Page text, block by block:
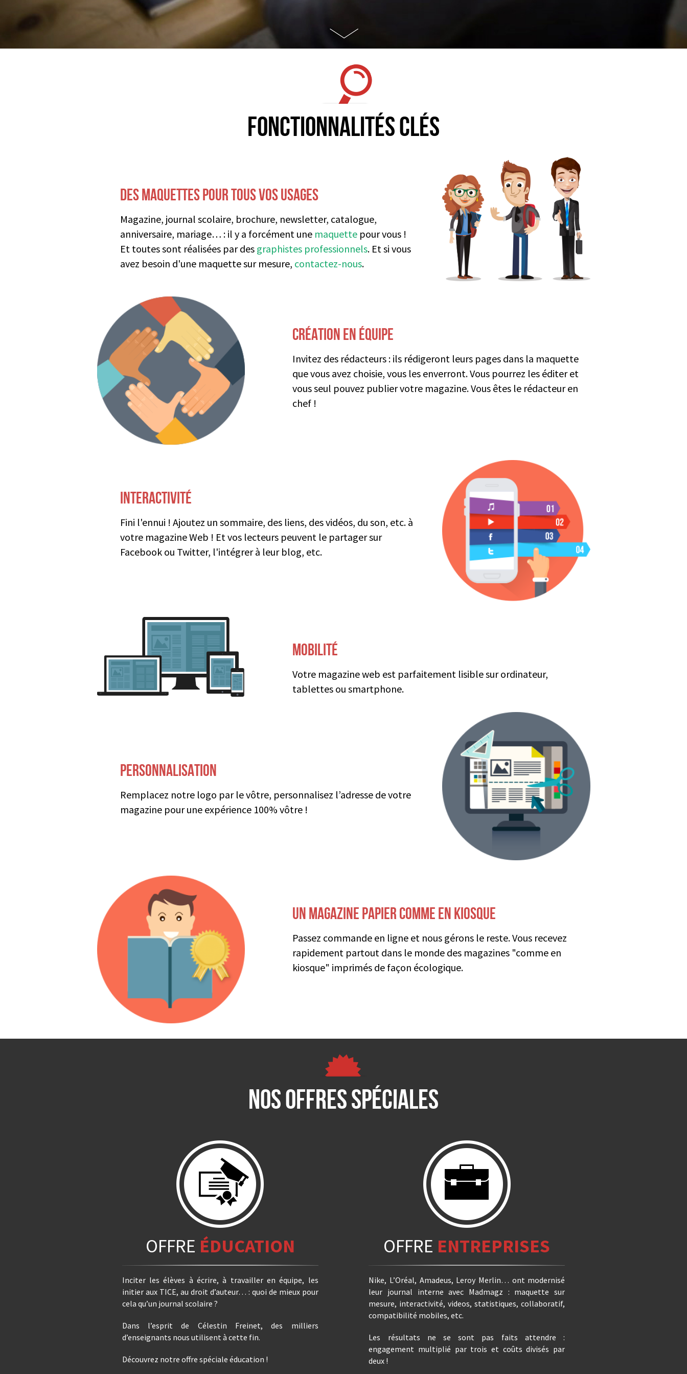
Fonctionnalités clés
DES MAQUETTES POUR TOUS VOS USAGES
Magazine, journal scolaire, brochure, newsletter, catalogue,
anniversaire, mariage… : il y a forcément une maquettepour vous !
Et toutes sont réalisées par des graphistes professionnels. Et si vous
avez besoin d'une maquette sur mesure, contactez-nous.
CRÉATION EN ÉQUIPE
Invitez des rédacteurs : ils rédigeront leurs pages dans la maquette
que vous avez choisie, vous les enverront. Vous pourrez les éditer et
vous seul pouvez publier votre magazine. Vous êtes le rédacteur en
chef !
INTERACTIVITÉ
Fini l'ennui ! Ajoutez un sommaire, des liens, des vidéos, du son, etc. à
votre magazine Web ! Et vos lecteurs peuvent le partager sur
Facebook ou Twitter, l'intégrer à leur blog, etc.
MOBILITÉ
Votre magazine web est parfaitement lisible sur ordinateur,
tablettes ou smartphone.
PERSONNALISATION
Remplacez notre logo par le vôtre, personnalisez l’adresse de votre
magazine pour une expérience 100% vôtre !
UN MAGAZINE PAPIER COMME EN KIOSQUE
Passez commande en ligne et nous gérons le reste. Vous recevez
rapidement partout dans le monde des magazines "comme en
kiosque" imprimés de façon écologique.
Nos offres spéciales
OFFRE ÉDUCATION
Inciter les élèves à écrire, à travailler en équipe, les
initier aux TICE, au droit d’auteur… : quoi de mieux pour
cela qu’un journal scolaire ?
Dans l’esprit de Célestin Freinet, des milliers
d’enseignants nous utilisent à cette fin.
Découvrez notre offre spéciale éducation !
OFFRE ENTREPRISES
Nike, L’Oréal, Amadeus, Leroy Merlin… ont modernisé
leur journal interne avec Madmagz : maquette sur
mesure, interactivité, videos, statistiques, collaboratif,
compatibilité mobiles, etc.
Les résultats ne se sont pas faits attendre :
engagement multiplié par trois et coûts divisés par
deux !